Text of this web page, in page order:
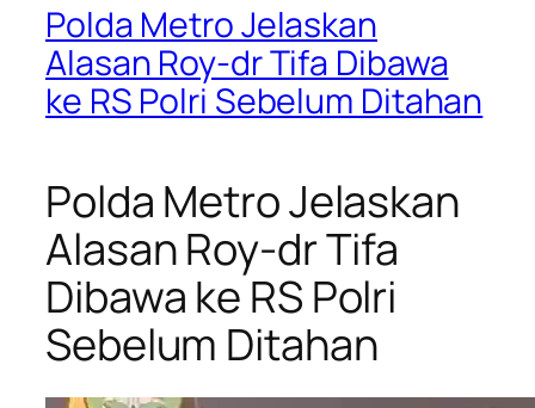
Polda Metro Jelaskan
Alasan Roy-dr Tifa Dibawa
ke RS Polri Sebelum Ditahan
Polda Metro Jelaskan
Alasan Roy-dr Tifa
Dibawa ke RS Polri
Sebelum Ditahan